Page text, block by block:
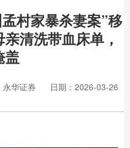
村家暴杀妻案”移
清洗带血床单，
盖
永华证券
日期：2026-03-26